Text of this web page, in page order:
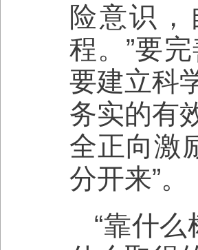
险意识
程。”要
要建立科
务实的有
全正向激
分开来”。
“靠什